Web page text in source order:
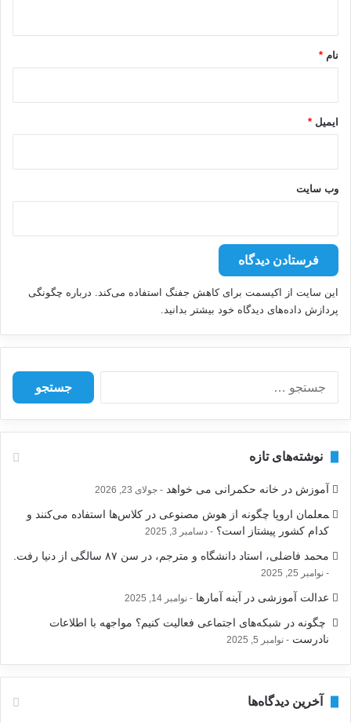
نام *
ایمیل *
وب‌ سایت
این سایت از اکیسمت برای کاهش جفنگ استفاده می‌کند. درباره چگونگی
پردازش داده‌های دیدگاه خود بیشتر بدانید.
س
ا
ی
نوشته‌های تازه
آموزش در خانه حکمرانی می خواهد جولای 23, 2026
‍معلمان اروپا چگونه از هوش مصنوعی در کلاس‌ها استفاده می‌کنند و
کدام کشور پیشتاز است؟
دسامبر 3, 2025
محمد فاضلی، استاد دانشگاه و مترجم، در سن ۸۷ سالگی از دنیا رفت.
نوامبر 25, 2025
عدالت آموزشی در آینه آمارها نوامبر 14, 2025
‍ چگونه در شبکه‌های اجتماعی فعالیت کنیم؟ مواجهه با اطلاعات
نادرست
نوامبر 5, 2025
آخرین دیدگاه‌ها